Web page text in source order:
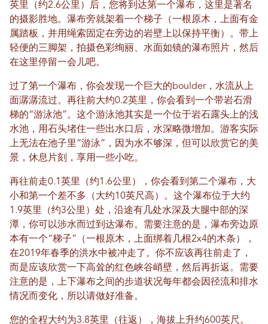
英里（约2.6公里）后，您将到达第一个瀑布，这里是著名
的摄影胜地。瀑布旁就架着一个梯子（一根原木，上面有金
属踏板，并用绳索固定在旁边的岩壁上以保持平衡）。带上
轻便的三脚架，拍摄色彩绚丽、水面如镜的瀑布照片，然后
在这里停留一会儿吧。
过了第一个瀑布，你会发现一个巨大的boulder，水流从上
面潺潺流过。再往前大约0.2英里，你会看到一个带岩石滑
梯的“游泳池”。这个游泳池其实是一个位于岩石露头上的浅
水池，用石头堵住一些出水口后，水深略微增加。游客实际
上无法在池子里“游泳”，因为水不够深，但可以欣赏它的美
景，休息片刻，享用一些小吃。
再往前走0.1英里（约1.6公里），你会看到第二个瀑布，大
小和第一个差不多（大约10英尺高）。这个瀑布位于大约
1.9英里（约3公里）处，沿途有几处水深及大腿中部的深
潭，你可以涉水而过到达瀑布。需要注意的是，瀑布旁边原
本有一个“梯子”（一根原木，上面绑着几根2x4的木条），
在2019年春季的洪水中被冲走了。你不应该再往前走了，
而是应该欣赏一下高耸的红色峡谷峭壁，然后再折返。需要
注意的是，上下瀑布之间的步道状况每年都会因径流和排水
情况而变化，所以请做好准备。
您的全程大约为3.8英里（往返），海拔上升约600英尺。